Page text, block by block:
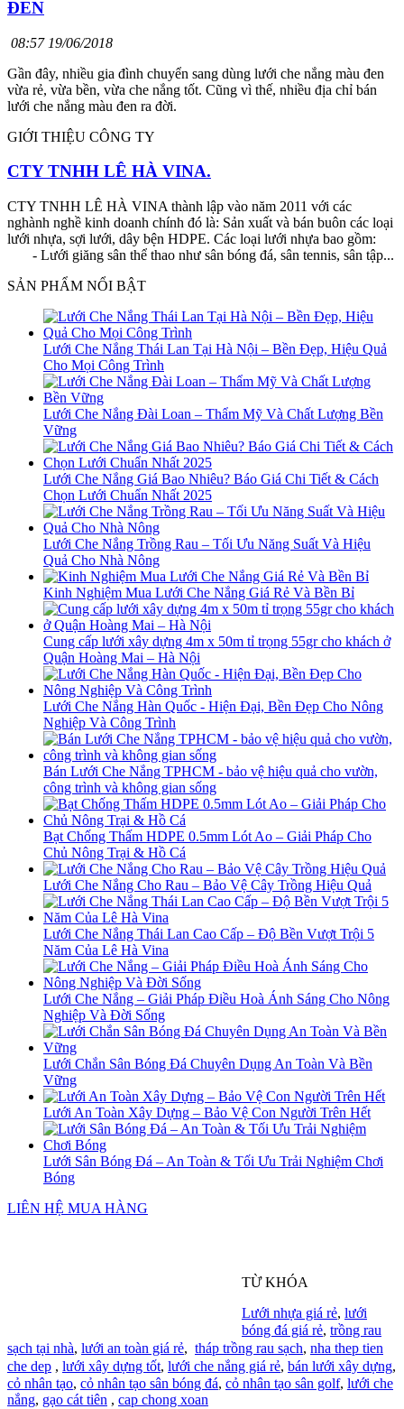
ĐEN
08:57 19/06/2018
Gần đây, nhiều gia đình chuyển sang dùng lưới che nắng màu đen
vừa rẻ, vừa bền, vừa che nắng tốt. Cũng vì thế, nhiều địa chỉ bán
lưới che nắng màu đen ra đời.
GIỚI THIỆU CÔNG TY
CTY TNHH LÊ HÀ VINA.
CTY TNHH LÊ HÀ VINA thành lập vào năm 2011 với các
nghành nghề kinh doanh chính đó là: Sản xuất và bán buôn các loại
lưới nhựa, sợi lưới, dây bện HDPE. Các loại lưới nhựa bao gồm:
- Lưới giăng sân thể thao như sân bóng đá, sân tennis, sân tập...
SẢN PHẨM NỔI BẬT
Lưới Che Nắng Thái Lan Tại Hà Nội – Bền Đẹp, Hiệu Quả
Cho Mọi Công Trình
Lưới Che Nắng Đài Loan – Thẩm Mỹ Và Chất Lượng Bền
Vững
Lưới Che Nắng Giá Bao Nhiêu? Báo Giá Chi Tiết & Cách
Chọn Lưới Chuẩn Nhất 2025
Lưới Che Nắng Trồng Rau – Tối Ưu Năng Suất Và Hiệu
Quả Cho Nhà Nông
Kinh Nghiệm Mua Lưới Che Nắng Giá Rẻ Và Bền Bỉ
Cung cấp lưới xây dựng 4m x 50m tỉ trọng 55gr cho khách ở
Quận Hoàng Mai – Hà Nội
Lưới Che Nắng Hàn Quốc - Hiện Đại, Bền Đẹp Cho Nông
Nghiệp Và Công Trình
Bán Lưới Che Nắng TPHCM - bảo vệ hiệu quả cho vườn,
công trình và không gian sống
Bạt Chống Thấm HDPE 0.5mm Lót Ao – Giải Pháp Cho
Chủ Nông Trại & Hồ Cá
Lưới Che Nắng Cho Rau – Bảo Vệ Cây Trồng Hiệu Quả
Lưới Che Nắng Thái Lan Cao Cấp – Độ Bền Vượt Trội 5
Năm Của Lê Hà Vina
Lưới Che Nắng – Giải Pháp Điều Hoà Ánh Sáng Cho Nông
Nghiệp Và Đời Sống
Lưới Chắn Sân Bóng Đá Chuyên Dụng An Toàn Và Bền
Vững
Lưới An Toàn Xây Dựng – Bảo Vệ Con Người Trên Hết
Lưới Sân Bóng Đá – An Toàn & Tối Ưu Trải Nghiệm Chơi
Bóng
LIÊN HỆ MUA HÀNG
TỪ KHÓA
Lưới nhựa giá rẻ, lưới
bóng đá giá rẻ, trồng rau
sạch tại nhà, lưới an toàn giá rẻ, tháp trồng rau sạch, nha thep tien
che dep , lưới xây dựng tốt, lưới che nắng giá rẻ, bán lưới xây dựng,
cỏ nhân tạo, cỏ nhân tạo sân bóng đá, cỏ nhân tạo sân golf, lưới che
nắng, gạo cát tiên , cap chong xoan